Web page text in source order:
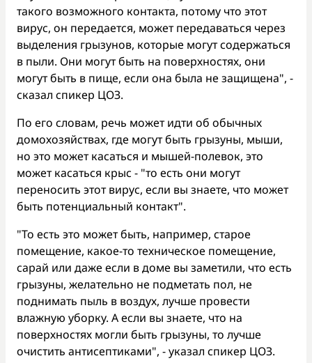
такого возможного контакта, потому что этот
вирус, он передается, может передаваться через
выделения грызунов, которые могут содержаться
в пыли. Они могут быть на поверхностях, они
могут быть в пище, если она была не защищена", -
сказал спикер ЦОЗ.
По его словам, речь может идти об обычных
домохозяйствах, где могут быть грызуны, мыши,
но это может касаться и мышей-полевок, это
может касаться крыс - "то есть они могут
переносить этот вирус, если вы знаете, что может
быть потенциальный контакт".
"То есть это может быть, например, старое
помещение, какое-то техническое помещение,
сарай или даже если в доме вы заметили, что есть
грызуны, желательно не подметать пол, не
поднимать пыль в воздух, лучше провести
влажную уборку. А если вы знаете, что на
поверхностях могли быть грызуны, то лучше
очистить антисептиками", - указал спикер ЦОЗ.